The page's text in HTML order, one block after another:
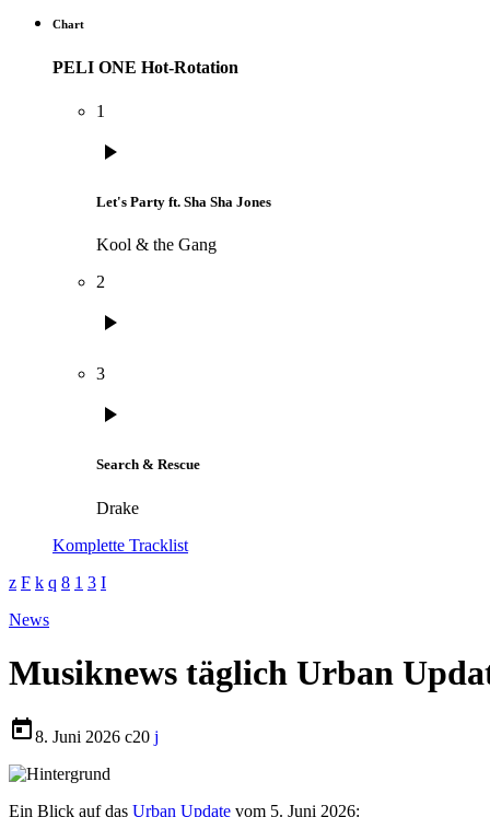
Chart
PELI ONE Hot-Rotation
1
play_arrow
Let's Party ft. Sha Sha Jones
Kool & the Gang
2
play_arrow
3
play_arrow
Search & Rescue
Drake
Komplette Tracklist
News
Musiknews täglich Urban
today8. Juni 2026 20
Ein Blick auf das Urban Update vom 5. Juni 2026: